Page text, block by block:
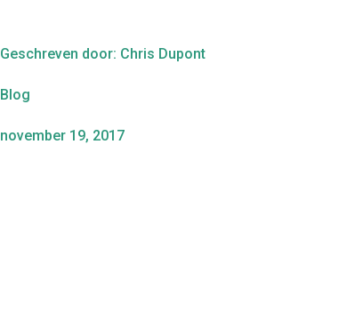
Geschreven door: Chris Dupont
Blog
november 19, 2017